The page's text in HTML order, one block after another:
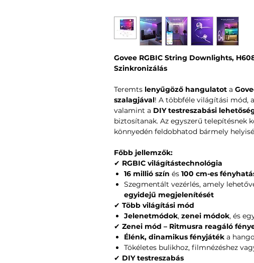
Govee RGBIC String Downlights,
Szinkronizálás
Teremts lenyűgöző hangulatot a
szalagjával! A többféle világítási mód, a
valamint a DIY testreszabási
biztosítanak. Az egyszerű telepítésnek
könnyedén feldobhatod bármely
Főbb jellemzők:
✔ RGBIC világítástechnológia
16 millió szín és 100 cm-es
Szegmentált vezérlés, amely
egyidejű megjelenítését
✔ Több világítási mód
Jelenetmódok, zenei módok, és
✔ Zenei mód – Ritmusra reagáló
Élénk, dinamikus fényjáték a
Tökéletes bulikhoz, filmnézéshez
✔ DIY testreszabás